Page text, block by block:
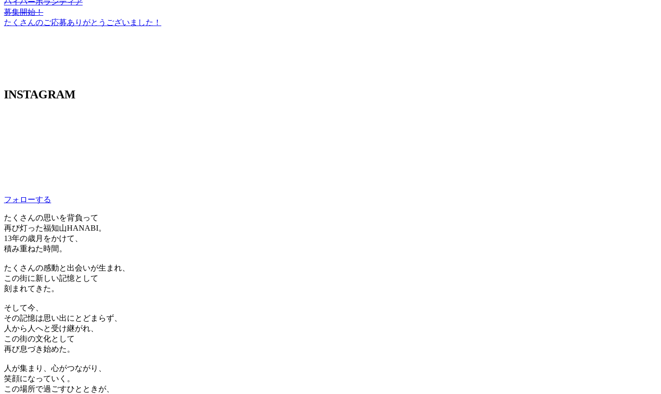
募集開始！
たくさんのご応募ありがとうございました！
INSTAGRAM
フォローする
たくさんの思いを背負って
再び灯った福知山HANABI。
13年の歳月をかけて、
積み重ねた時間。
たくさんの感動と出会いが生まれ、
この街に新しい記憶として
刻まれてきた。
そして今、
その記憶は思い出にとどまらず、
人から人へと受け継がれ、
この街の文化として
再び息づき始めた。
人が集まり、心がつながり、
笑顔になっていく。
この場所で過ごすひとときが、